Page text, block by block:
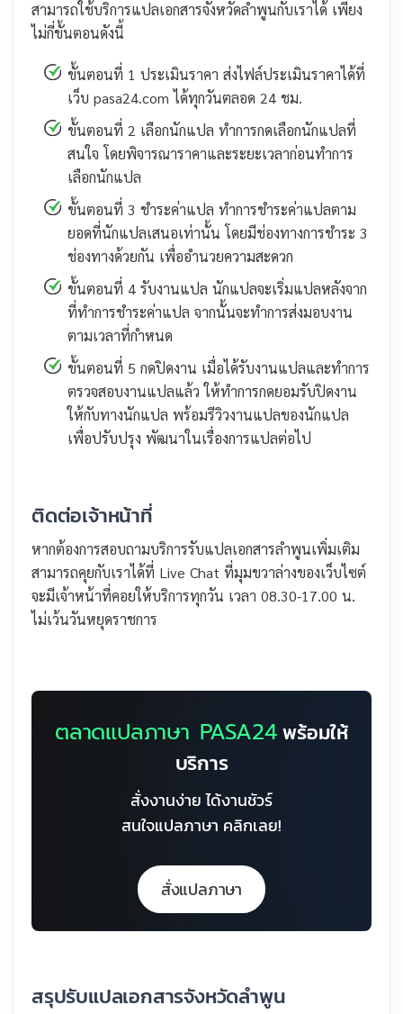
สามารถใช้บริการแปลเอกสารจังหวัดลำพูนกับเราได้ เพียง
ไม่กี่ขั้นตอนดังนี้
ขั้นตอนที่ 1 ประเมินราคา ส่งไฟล์ประเมินราคาได้ที่
เว็บ pasa24.com ได้ทุกวันตลอด 24 ชม.
ขั้นตอนที่ 2 เลือกนักแปล ทำการกดเลือกนักแปลที่
สนใจ โดยพิจารณาราคาและระยะเวลาก่อนทำการ
เลือกนักแปล
ขั้นตอนที่ 3 ชำระค่าแปล ทำการชำระค่าแปลตาม
ยอดที่นักแปลเสนอเท่านั้น โดยมีช่องทางการชำระ 3
ช่องทางด้วยกัน เพื่ออำนวยความสะดวก
ขั้นตอนที่ 4 รับงานแปล นักแปลจะเริ่มแปลหลังจาก
ที่ทำการชำระค่าแปล จากนั้นจะทำการส่งมอบงาน
ตามเวลาที่กำหนด
ขั้นตอนที่ 5 กดปิดงาน เมื่อได้รับงานแปลและทำการ
ตรวจสอบงานแปลแล้ว ให้ทำการกดยอมรับปิดงาน
ให้กับทางนักแปล พร้อมรีวิวงานแปลของนักแปล
เพื่อปรับปรุง พัฒนาในเรื่องการแปลต่อไป
ติดต่อเจ้าหน้าที่
หากต้องการสอบถามบริการรับแปลเอกสารลำพูนเพิ่มเติม
สามารถคุยกับเราได้ที่ Live Chat ที่มุมขวาล่างของเว็บไซต์
จะมีเจ้าหน้าที่คอยให้บริการทุกวัน เวลา 08.30-17.00 น.
ไม่เว้นวันหยุดราชการ
ตลาดแปลภาษา PASA24พร้อมให้
บริการ
สั่งงานง่าย ได้งานชัวร์
สนใจแปลภาษา คลิกเลย!
สั่งแปลภาษา
สรุปรับแปลเอกสารจังหวัดลำพูน